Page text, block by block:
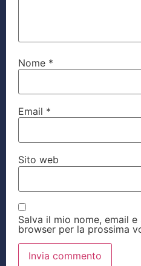
Nome *
Email *
Sito web
Salva il mio nome, email
browser per la prossima